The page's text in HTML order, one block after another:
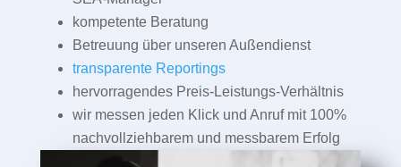
kompetente Beratung
Betreuung über unseren Außendienst
transparente Reportings
hervorragendes Preis-Leistungs-Verhältnis
wir messen jeden Klick und Anruf mit 100%
nachvollziehbarem und messbarem Erfolg